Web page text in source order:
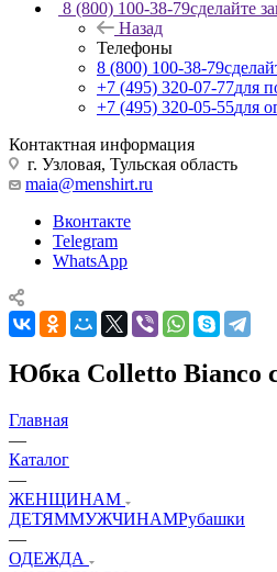
8 (800) 100-38-79сделайте
Назад
Телефоны
8 (800) 100-38-79
+7 (495) 320-07-77для
+7 (495) 320-05-55для
Контактная информация
г. Узловая, Тульская область
maia@menshirt.ru
Вконтакте
Telegram
WhatsApp
Юбка Colletto Bianco
Главная
—
Каталог
—
ЖЕНЩИНАМ
ДЕТЯММУЖЧИНАМРубашки
—
ОДЕЖДА